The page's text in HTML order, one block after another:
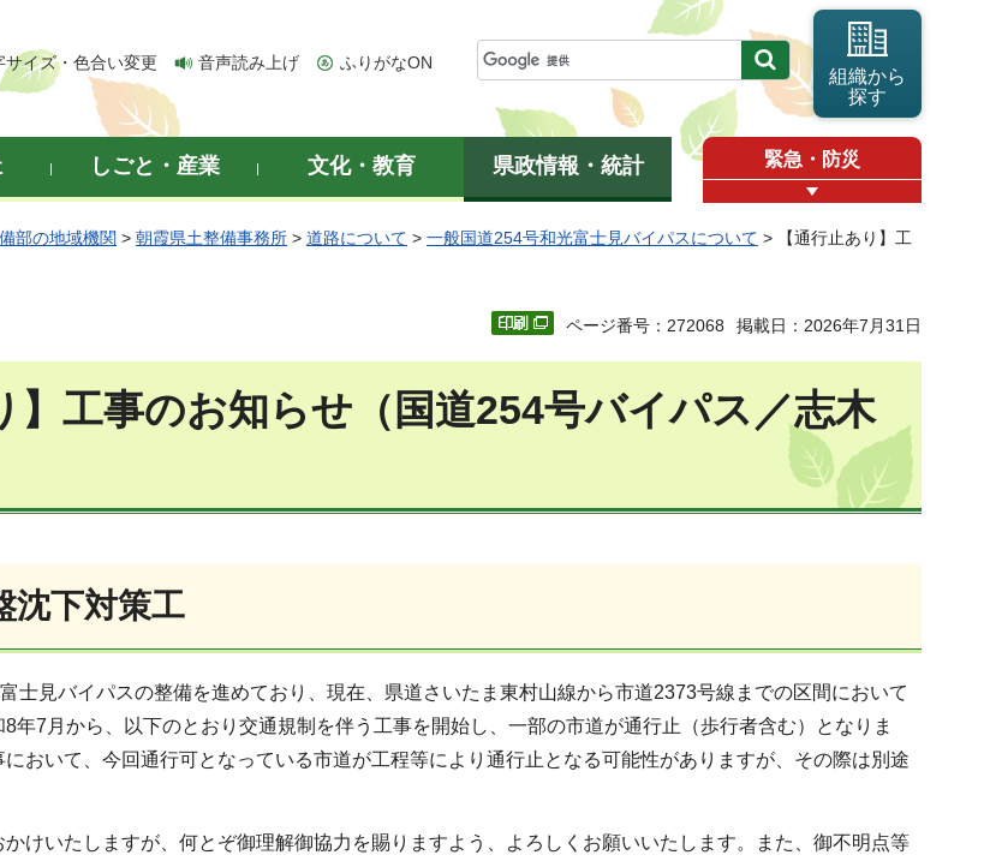
サイズ・色合い変更 音声読み上げ ふりがなON
組織から
探す
しごと・産業 文化・教育 県政情報・統計 緊急・防災
部の地域機関 > 朝霞県土整備事務所 > 道路について > 一般国道254号和光富士見バイパスについて > 【通行止あり】工
ページ番号：272068 掲載日：2026年7月31日
】工事のお知らせ（国道254号バイパス／志木
沈下対策工
士見バイパスの整備を進めており、現在、県道さいたま東村山線から市道2373号線までの区間において
年7月から、以下のとおり交通規制を伴う工事を開始し、一部の市道が通行止（歩行者含む）となりま
おいて、今回通行可となっている市道が工程等により通行止となる可能性がありますが、その際は別途
けいたしますが、何とぞ御理解御協力を賜りますよう、よろしくお願いいたします。また、御不明点等